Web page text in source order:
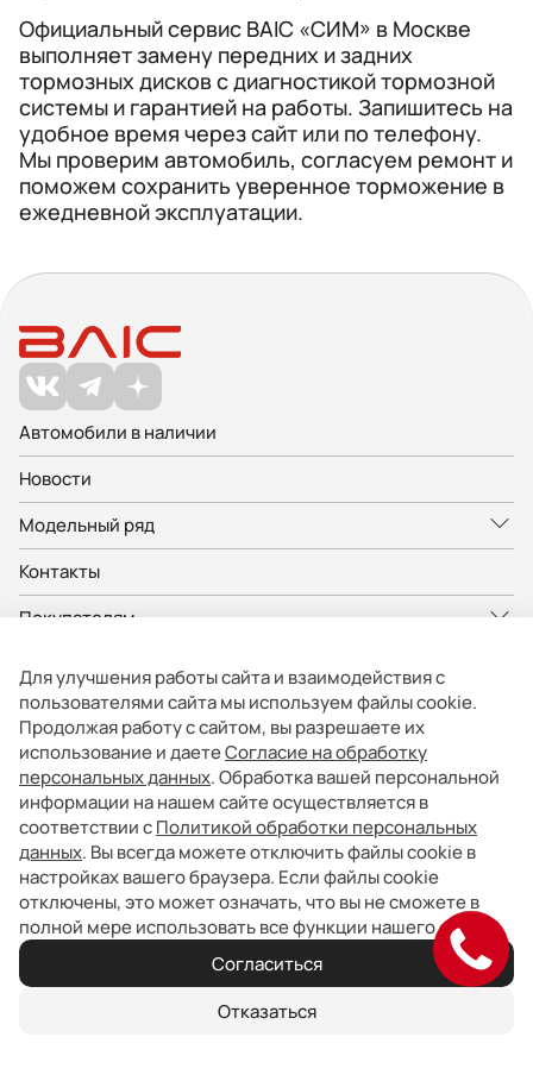
Официальный сервис BAIC «СИМ» в Москве
выполняет замену передних и задних
тормозных дисков с диагностикой тормозной
системы и гарантией на работы. Запишитесь на
удобное время через сайт или по телефону.
Мы проверим автомобиль, согласуем ремонт и
поможем сохранить уверенное торможение в
ежедневной эксплуатации.
Автомобили в наличии
Новости
Модельный ряд
Контакты
Покупателям
О компании
Политика обработки персональных данных
Представленные на сайте изображения автомобилей могут отличаться
от автомобилей, доступных в дилерских центрах. Отображение цветов
на экранах различных устройств может отличаться от цвета реального
автомобиля. Некоторые опции и цвета автомобиля на изображениях
могут быть не доступны в дилерских центрах.
Вся представленная на сайте информация, касающаяся автомобилей,
носит информационный характер и не является публичной офертой.
Фактические характеристики могут быть изменены в любое время. Все
цены, указанные на сайте, не являются окончательными и
устанавливаются дилерскими центрами индивидуально.
Для улучшения работы сайта и взаимодействия с
пользователями сайта мы используем файлы cookie.
Продолжая работу с сайтом, вы разрешаете их
использование и даетеСогласие на обработку
персональных данных. Обработка вашей персональной
информации на нашем сайте осуществляется в
соответствии сПолитикой обработки персональных
данных. Вы всегда можете отключить файлы cookie в
настройках вашего браузера. Если файлы cookie
отключены, это может означать, что вы не сможете в
полной мере использовать все функции нашего сайта.
Согласиться
Отказаться